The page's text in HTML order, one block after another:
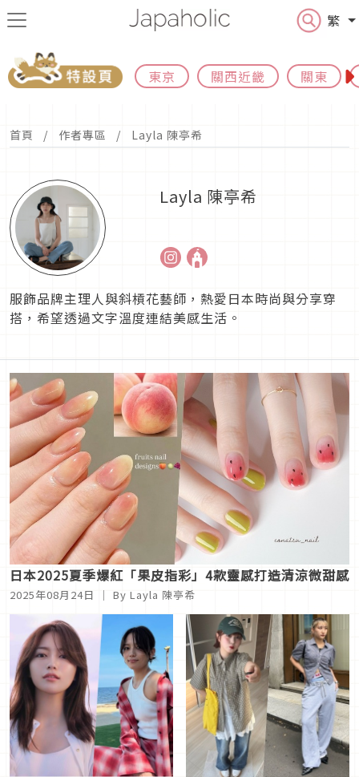
繁
東京 關西近畿 關東
首頁 作者專區 Layla 陳亭希
Layla 陳亭希
服飾品牌主理人與斜槓花藝師，熱愛日本時尚與分享穿
搭，希望透過文字溫度連結美感生活。
日本2025夏季爆紅「果皮指彩」4款靈感打造清涼微甜感
2025年08月24日 ｜ By Layla 陳亭希